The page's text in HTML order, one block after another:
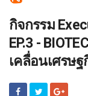
กิจกรรม
EP.3 -
เคลื่อนเศรษฐ